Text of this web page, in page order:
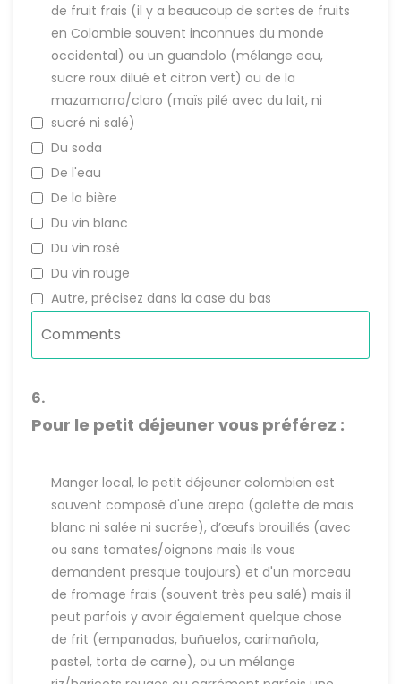
de fruit frais (il y a beaucoup de sortes de fruits
en Colombie souvent inconnues du monde
occidental) ou un guandolo (mélange eau,
sucre roux dilué et citron vert) ou de la
mazamorra/claro (maïs pilé avec du lait, ni
sucré ni salé)
Du soda
De l'eau
De la bière
Du vin blanc
Du vin rosé
Du vin rouge
Autre, précisez dans la case du bas
6.
Pour le petit déjeuner vous préférez :
Manger local, le petit déjeuner colombien est
souvent composé d'une arepa (galette de mais
blanc ni salée ni sucrée), d’œufs brouillés (avec
ou sans tomates/oignons mais ils vous
demandent presque toujours) et d'un morceau
de fromage frais (souvent très peu salé) mais il
peut parfois y avoir également quelque chose
de frit (empanadas, buñuelos, carimañola,
pastel, torta de carne), ou un mélange